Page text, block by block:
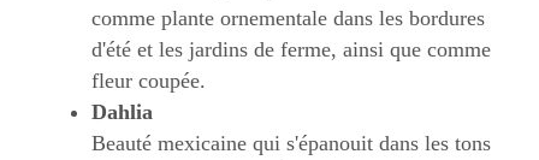
comme plante ornementale dans les bordures
d'été et les jardins de ferme, ainsi que comme
fleur coupée.
Dahlia
Beauté mexicaine qui s'épanouit dans les tons